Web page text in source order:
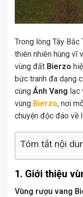
Trong lòng Tây Bắc
thiên nhiên hùng vĩ
vùng đất Bierzo
bức tranh đa dạng
cùng Ánh Vang lạc
vùng Bierzo, nơi
chuyện độc đáo về
Tóm tắt nội
1. Giới thiệu
Vùng rượu vang